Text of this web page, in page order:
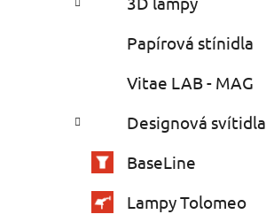
Papírová stínidla
Vitae LAB - MAG
Designová svítidla
BaseLine
Lampy Tolomeo